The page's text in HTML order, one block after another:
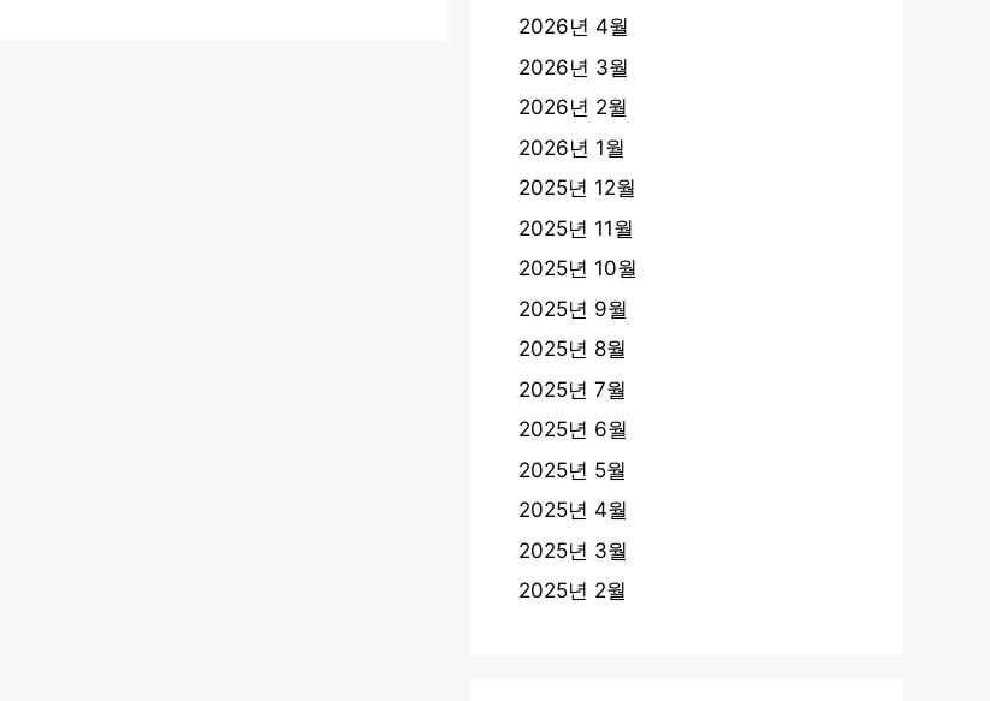
2026년 4월
2026년 3월
2026년 2월
2026년 1월
2025년 12월
2025년 11월
2025년 10월
2025년 9월
2025년 8월
2025년 7월
2025년 6월
2025년 5월
2025년 4월
2025년 3월
2025년 2월